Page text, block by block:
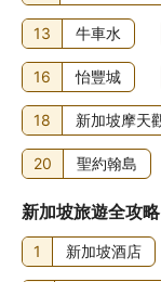
13 牛車水
16 怡豐城
18 新加坡摩天
20 聖約翰島
新加坡旅遊全攻略
1 新加坡酒店